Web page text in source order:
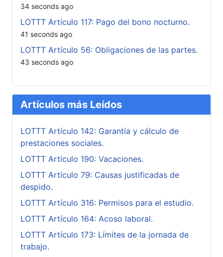
34 seconds ago
LOTTT Artículo 117: Pago del bono nocturno.
41 seconds ago
LOTTT Artículo 56: Obligaciones de las partes.
43 seconds ago
Artículos más Leídos
LOTTT Artículo 142: Garantía y cálculo de
prestaciones sociales.
LOTTT Artículo 190: Vacaciones.
LOTTT Artículo 79: Causas justificadas de
despido.
LOTTT Artículo 316: Permisos para el estudio.
LOTTT Artículo 164: Acoso laboral.
LOTTT Artículo 173: Límites de la jornada de
trabajo.